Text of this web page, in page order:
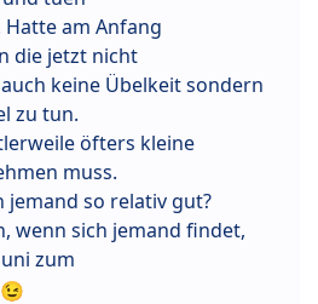
am Anfang
die jetzt nicht
keine Übelkeit sondern
zu tun.
öfters kleine
muss.
jemand so relativ gut?
wenn sich jemand findet,
zum